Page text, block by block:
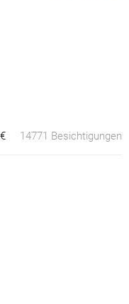
14771 Besichtigungen